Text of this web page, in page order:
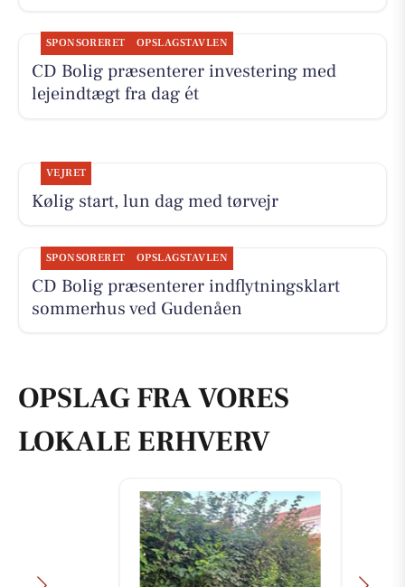
SPONSORERET OPSLAGSTAVLEN
CD Bolig præsenterer investering med
lejeindtægt fra dag ét
VEJRET
Kølig start, lun dag med tørvejr
SPONSORERET OPSLAGSTAVLEN
CD Bolig præsenterer indflytningsklart
sommerhus ved Gudenåen
OPSLAG FRA VORES
LOKALE ERHVERV